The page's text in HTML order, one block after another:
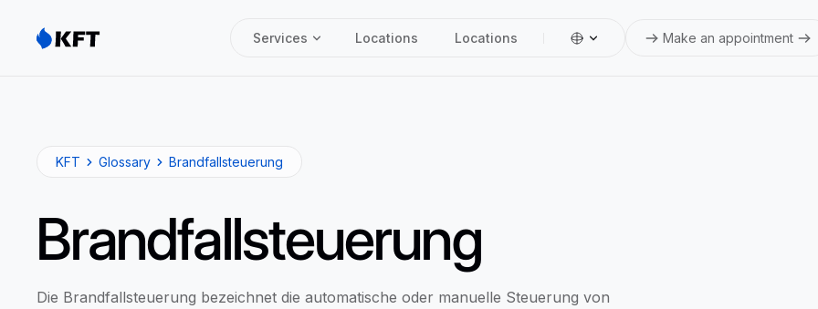
Services Locations Locations Make an appointment
KFT Glossary Brandfallsteuerung
Brandfallsteuerung
Die Brandfallsteuerung bezeichnet die automatische oder manuelle Steuerung von